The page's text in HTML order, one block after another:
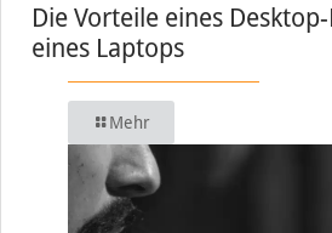
Die Vorteile eines
eines Laptops
Mehr